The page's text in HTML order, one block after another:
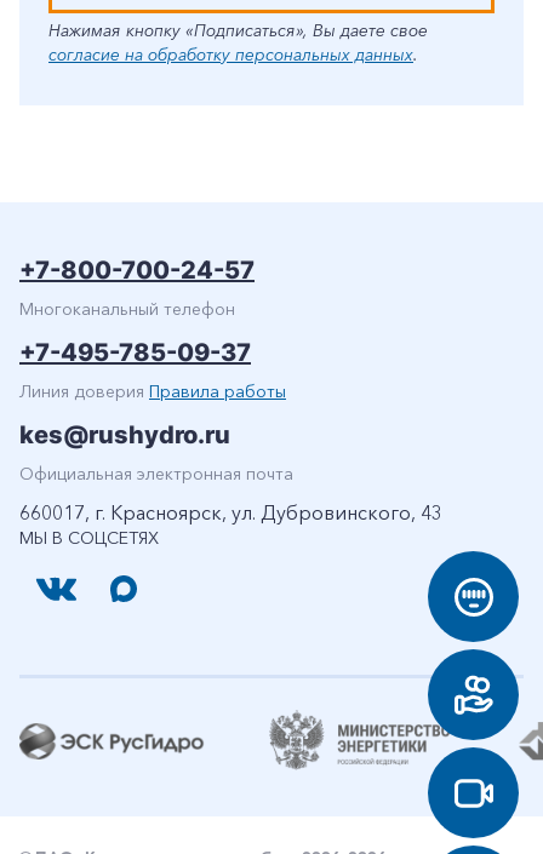
Нажимая кнопку «Подписаться», Вы даете свое
согласие на обработку персональных данных.
МЫ В СОЦСЕТЯХ
+7-800-700-24-57
Многоканальный телефон
+7-495-785-09-37
Линия доверия Правила работы
kes@rushydro.ru
Официальная электронная почта
660017, г. Красноярск, ул. Дубровинского, 43